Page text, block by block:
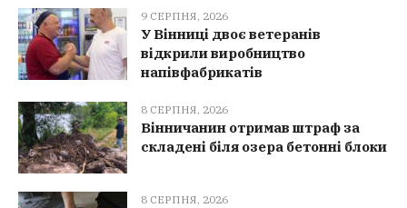
9 СЕРПНЯ, 2026
У Вінниці двоє ветеранів
відкрили виробництво
напівфабрикатів
8 СЕРПНЯ, 2026
Вінничанин отримав штраф за
складені біля озера бетонні блоки
8 СЕРПНЯ, 2026